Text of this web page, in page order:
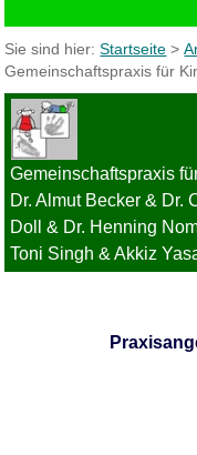
Sie sind hier:Startseite >
Gemeinschaftspraxis für
Gemeinschaftspraxis
Dr. Almut Becker & Dr.
Doll & Dr. Henning
Toni Singh & Akkiz